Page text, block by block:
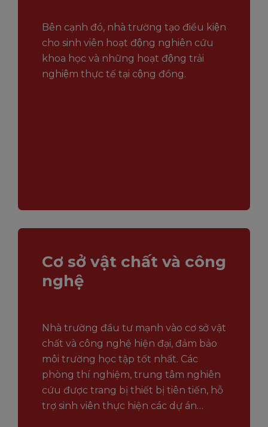
Bên cạnh đó, nhà trường tạo điều kiện
cho sinh viên hoạt động nghiên cứu
khoa học và những hoạt động trải
nghiệm thực tế tại cộng đồng.
Cơ sở vật chất và công
nghệ
Nhà trường đầu tư mạnh vào cơ sở vật
chất và công nghệ hiện đại, đảm bảo
môi trường học tập tốt nhất. Các
phòng thí nghiệm, trung tâm nghiên
cứu được trang bị thiết bị tiên tiến, hỗ
trợ sinh viên thực hiện các dự án